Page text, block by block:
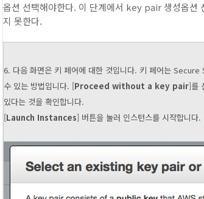
옵션 선택해야한다. 이 단계에서 key pair 생성옵션
지 못한다.
6. 다음 화면은 키 페어에 대한 것입니다. 키 페어는
수 있는 방법입니다. [Proceed without a key pair]를
있다는 것을 확인합니다.
[Launch Instances] 버튼을 눌러 인스턴스를 시작합니다